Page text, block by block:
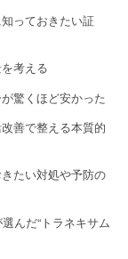
っておきたい証
考える
驚くほど安かった
善で整える本質的
たい対処や予防の
んだ“トラネキサム